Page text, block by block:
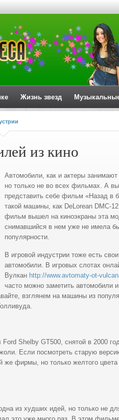
Жизнь звезд
из кино
Автомобили, как и актеры
но только не во всех фильмах. А
представить себе фильм «Назад в
такой машины, как DeLorean DMC-
фильм вышел на киноэкраны эта
снимавшийся в нем уже не имела
популярности.
В игровой индустрии тоже есть
автомобили. В игровых слотах
Вулкан http://www.avtomaty-ot-
часто можно заметить автомобили
взглянем на машины из
Shelby GT500, снятой в 2000
Если посмотреть старую
же фирмы, но только желтого
из худших идей, но только не